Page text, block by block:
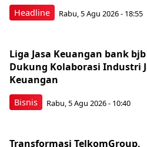
Headline Rabu, 5 Agu 2026 - 18:55
Bisnis
Liga Jasa Keuangan bank bjb
Dukung Kolaborasi Industri
Keuangan
Rabu, 5 Agu 2026 - 10:40
Transformasi TelkomGroup,